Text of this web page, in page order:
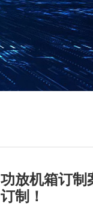
功放机箱订制
订制！